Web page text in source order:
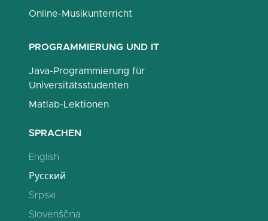
Online-Musikunterricht
PROGRAMMIERUNG UND IT
Java-Programmierung für
Universitätsstudenten
Matlab-Lektionen
SPRACHEN
English
Русский
Srpski
Slovenščina